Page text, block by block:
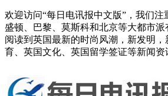
欢迎访问“每日电讯报中文版”，我们
盛顿、巴黎、莫斯科和北京等大都市
阅读到英国最新的时尚风潮，新发明
育、英国文化、英国留学签证等新闻资